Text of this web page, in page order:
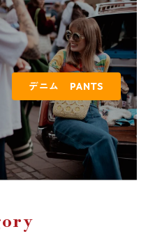
デニム PANTS